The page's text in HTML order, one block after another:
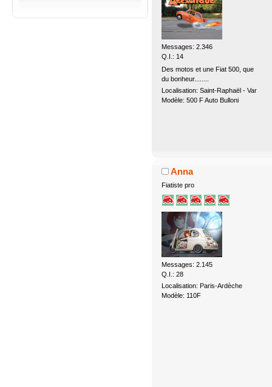
Messages: 2.346
Q.I.: 14
Des motos et une Fiat 500, que
du bonheur........
Localisation: Saint-Raphaël - Var
Modèle: 500 F Auto Bulloni
Anna
Fiatiste pro
Messages: 2.145
Q.I.: 28
Localisation: Paris-Ardèche
Modèle: 110F